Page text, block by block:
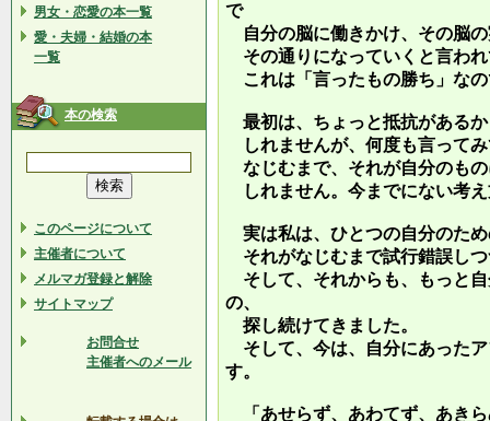
男女・恋愛の本一覧
愛・夫婦・結婚の本
一覧
本の検索
このページについて
主催者について
メルマガ登録と解除
サイトマップ
お問合せ
主催者へのメール
で
自分の脳に働きかけ、その脳
その通りになっていくと言わ
これは「言ったもの勝ち」な
最初は、ちょっと抵抗がある
しれませんが、何度も言って
なじむまで、それが自分のも
しれません。今までにない考
実は私は、ひとつの自分のた
それがなじむまで試行錯誤し
そして、それからも、もっと
の、
探し続けてきました。
そして、今は、自分にあった
す。
「あせらず、あわてず、あき